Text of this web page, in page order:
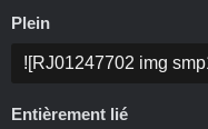
Plein
Entièrement lié